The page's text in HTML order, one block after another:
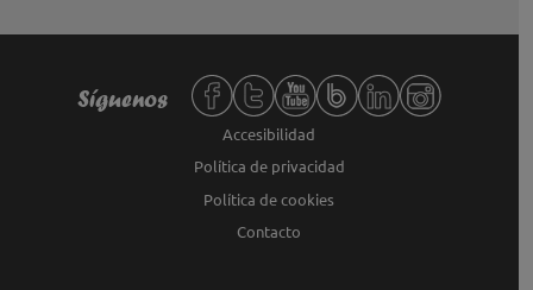
Redes sociales de Fundación ONCE,
Síguenos
Accesibilidad
Política de privacidad
Política de cookies
Contacto